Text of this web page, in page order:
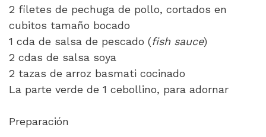
2 filetes de pechuga de pollo, cortados en
cubitos tamaño bocado
1 cda de salsa de pescado (fish sauce)
2 cdas de salsa soya
2 tazas de arroz basmati cocinado
La parte verde de 1 cebollino, para adornar
Preparación